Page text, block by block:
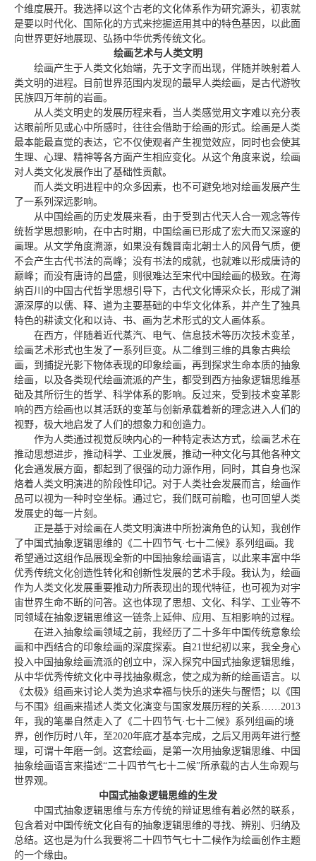
个维度展开。我选择以这个古老的文化体系作为研究源头，初衷就
是要以时代化、国际化的方式来挖掘运用其中的特色基因，以此面
向世界更好地展现、弘扬中华优秀传统文化。
绘画艺术与人类文明
绘画产生于人类文化始端，先于文字而出现，伴随并映射着人
类文明的进程。目前世界范围内发现的最早人类绘画，是古代游牧
民族四万年前的岩画。
从人类文明史的发展历程来看，当人类感觉用文字难以充分表
达眼前所见或心中所感时，往往会借助于绘画的形式。绘画是人类
最本能最直觉的表达，它不仅使观者产生视觉效应，同时也会使其
生理、心理、精神等各方面产生相应变化。从这个角度来说，绘画
对人类文化发展作出了基础性贡献。
而人类文明进程中的众多因素，也不可避免地对绘画发展产生
了一系列深远影响。
从中国绘画的历史发展来看，由于受到古代天人合一观念等传
统哲学思想影响，在中古时期，中国绘画已形成了宏大而又深邃的
画理。从文学角度溯源，如果没有魏晋南北朝士人的风骨气质，便
不会产生古代书法的高峰；没有书法的成就，也就难以形成唐诗的
巅峰；而没有唐诗的昌盛，则很难达至宋代中国绘画的极致。在海
纳百川的中国古代哲学思想引导下，古代文化博采众长，形成了渊
源深厚的以儒、释、道为主要基础的中华文化体系，并产生了独具
特色的耕读文化和以诗、书、画为艺术形式的文人画体系。
在西方，伴随着近代蒸汽、电气、信息技术等历次技术变革，
绘画艺术形式也生发了一系列巨变。从二维到三维的具象古典绘
画，到捕捉光影下物体表现的印象绘画，再到探求生命本质的抽象
绘画，以及各类现代绘画流派的产生，都受到西方抽象逻辑思维基
础及其所衍生的哲学、科学体系的影响。反过来，受到技术变革影
响的西方绘画也以其活跃的变革与创新承载着新的理念进入人们的
视野，极大地启发了人们的想象力和创造力。
作为人类通过视觉反映内心的一种特定表达方式，绘画艺术在
推动思想进步，推动科学、工业发展，推动一种文化与其他各种文
化会通发展方面，都起到了很强的动力源作用，同时，其自身也深
烙着人类文明演进的阶段性印记。对于人类社会发展而言，绘画作
品可以视为一种时空坐标。通过它，我们既可前瞻，也可回望人类
发展史的每一片刻。
正是基于对绘画在人类文明演进中所扮演角色的认知，我创作
了中国式抽象逻辑思维的《二十四节气·七十二候》系列组画。我
希望通过这组作品展现全新的中国抽象绘画语言，以此来丰富中华
优秀传统文化创造性转化和创新性发展的艺术手段。我认为，绘画
作为人类文化发展重要推动力所表现出的现代特征，也可视为对宇
宙世界生命不断的问答。这也体现了思想、文化、科学、工业等不
同领域在抽象逻辑思维这一链条上延伸、应用、互相影响的过程。
在进入抽象绘画领域之前，我经历了二十多年中国传统意象绘
画和中西结合的印象绘画的深度探索。自21世纪初以来，我全身心
投入中国抽象绘画流派的创立中，深入探究中国式抽象逻辑思维，
从中华优秀传统文化中寻找抽象概念，使之成为新的绘画语言。以
《太极》组画来讨论人类为追求幸福与快乐的迷失与醒悟；以《围
与不围》组画来描述人类文化演变与国家发展历程的关系……2013
年，我的笔墨自然走入了《二十四节气·七十二候》系列组画的境
界，创作历时八年，至2020年底才基本完成，之后又用两年进行整
理，可谓十年磨一剑。这套绘画，是第一次用抽象逻辑思维、中国
抽象绘画语言来描述“二十四节气七十二候”所承载的古人生命观与
世界观。
中国式抽象逻辑思维的生发
中国式抽象逻辑思维与东方传统的辩证思维有着必然的联系，
包含着对中国传统文化自有的抽象逻辑思维的寻找、辨别、归纳及
总结。这也是为什么我要将二十四节气七十二候作为绘画创作主题
的一个缘由。